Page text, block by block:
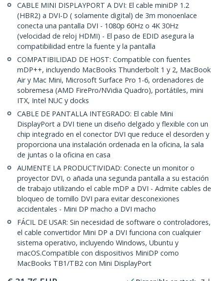
CABLE MINI DISPLAYPORT A DVI: El cable miniDP 1.2
(HBR2) a DVI-D ( solamente digital) de 3m monoenlace
conecta una pantalla DVI - 1080p 60Hz o 4K 30Hz
(velocidad de reloj HDMI) - El paso de EDID asegura la
compatibilidad entre la fuente y la pantalla
COMPATIBILIDAD DE HOST: Compatible con fuentes
mDP++, incluyendo MacBooks Thunderbolt 1 y 2, MacBook
Air y Mac Mini, Microsoft Surface Pro 1-6, ordenadores de
sobremesa (AMD FirePro/NVidia Quadro), portátiles, mini
ITX, Intel NUC y docks
CABLE DE PANTALLA INTEGRADO: El cable Mini
DisplayPort a DVI tiene un diseño delgado y flexible con un
chip integrado en el conector DVI que reduce el desorden y
proporciona una instalación ordenada en la oficina, la sala
de juntas o la oficina en casa
AUMENTE LA PRODUCTIVIDAD: Conecte un monitor o
proyector DVI, o añada una segunda pantalla a su estación
de trabajo utilizando el cable mDP a DVI - Admite cables de
bloqueo de tornillo DVI para evitar desconexiones
accidentales - Mini DP macho a DVI macho
FÁCIL DE USAR: Sin necesidad de software o controladores,
el cable convertidor Mini DP a DVI funciona con cualquier
sistema operativo, incluyendo Windows, Ubuntu y
macOS.Compatible con dispositivos MiniDP como
MacBooks TB1/TB2 con Mini DisplayPort